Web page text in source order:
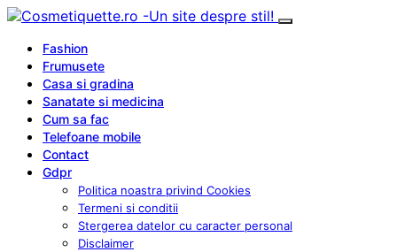
Fashion
Frumusete
Casa si gradina
Sanatate si medicina
Cum sa fac
Telefoane mobile
Contact
Gdpr
Politica noastra privind Cookies
Termeni si conditii
Stergerea datelor cu caracter personal
Disclaimer